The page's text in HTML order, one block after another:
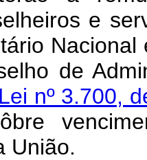
e
de
Lei nº 3.700,
União.